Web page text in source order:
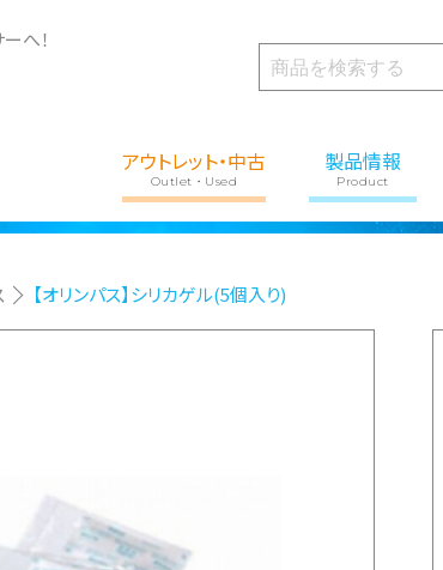
へ！
アウトレット・中古
Outlet・Used
製品情報
Product
【オリンパス】シリカゲル(5個入り)